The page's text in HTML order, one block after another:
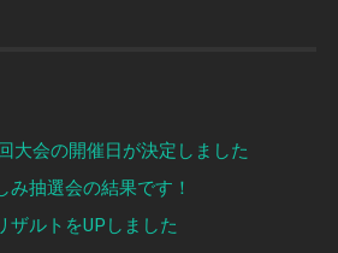
会の開催日が決定しました
抽選会の結果です！
ルトをUPしました